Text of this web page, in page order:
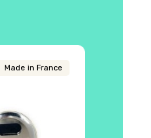
Made in France